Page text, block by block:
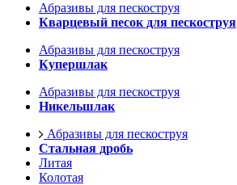
Абразивы для пескоструя
Кварцевый песок для пескоструя
Абразивы для пескоструя
Купершлак
Абразивы для пескоструя
Никельшлак
Абразивы для пескоструя
Стальная дробь
Литая
Колотая